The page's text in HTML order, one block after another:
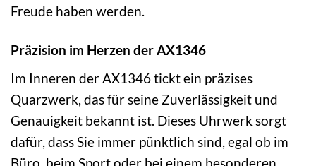
Freude haben werden.
Präzision im Herzen der AX1346
Im Inneren der AX1346 tickt ein präzises
Quarzwerk, das für seine Zuverlässigkeit und
Genauigkeit bekannt ist. Dieses Uhrwerk sorgt
dafür, dass Sie immer pünktlich sind, egal ob im
Büro, beim Sport oder bei einem besonderen